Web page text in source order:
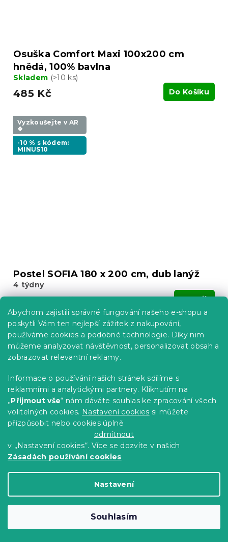
Abychom zajistili správné fungování našeho e-shopu a
poskytli Vám ten nejlepší zážitek z nakupování,
používáme cookies a podobné technologie. Díky nim
můžeme analyzovat návštěvnost, personalizovat obsah a
zobrazovat relevantní reklamy.
Informace o používání našich stránek sdílíme s
reklamními a analytickými partnery. Kliknutím na
„Přijmout vše“ nám dáváte souhlas ke zpracování všech
volitelných cookies. Nastavení cookies si můžete
přizpůsobit nebo cookies úplně
odmítnout
v „Nastavení cookies“. Více se dozvíte v našich
Zásadách používání cookies
Nastavení
Souhlasím
Osuška Comfort Maxi 100x200 cm
hnědá, 100% bavlna
Skladem (>10 ks)
485 Kč Do Košíku
Vyzkoušejte v AR
❖
-10 % s kódem:
MINUS10
Postel SOFIA 180 x 200 cm, dub lanýž
4 týdny
3 416 Kč Detail
Celoroční přikrývka prošívaná
prodloužená 140x220 cm
Skladem(>10 ks)